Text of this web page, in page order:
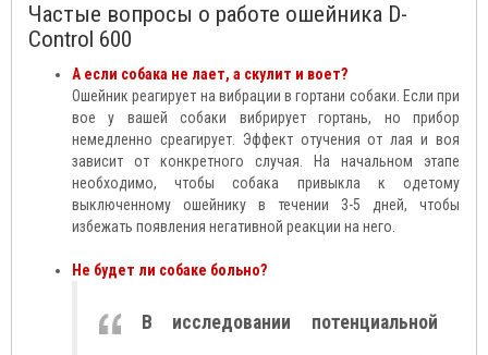
Частые вопросы о работе ошейника D-
Control 600
А если собака не лает, а скулит и воет?
Ошейник реагирует на вибрации в гортани собаки. Если при
вое у вашей собаки вибрирует гортань, но прибор
немедленно среагирует. Эффект отучения от лая и воя
зависит от конкретного случая. На начальном этапе
необходимо, чтобы собака привыкла к одетому
выключенному ошейнику в течении 3-5 дней, чтобы
избежать появления негативной реакции на него.
Не будет ли собаке больно?
В исследовании потенциальной